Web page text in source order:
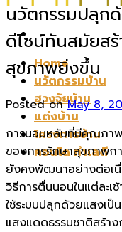
Home
นวัตกรรมบ้าน
ฮวงจุ้ยบ้าน
แต่งบ้าน
โครงการบ้าน
คอนโด ทำเลดี
นวัตกรรมปลุก
ดีไซน์ทันสมัยส
สุขภาพยิ่งขึ้น
Posted onMay 8,
การนอนหลับที่มีคุณภา
ของการรักษาสุขภาพก
ยังคงพัฒนาอย่างต่อเ
วิธีการตื่นนอนในแต่ละ
ใช้ระบบปลุกด้วยแสงเป็
แสงแดดธรรมชาติสร้